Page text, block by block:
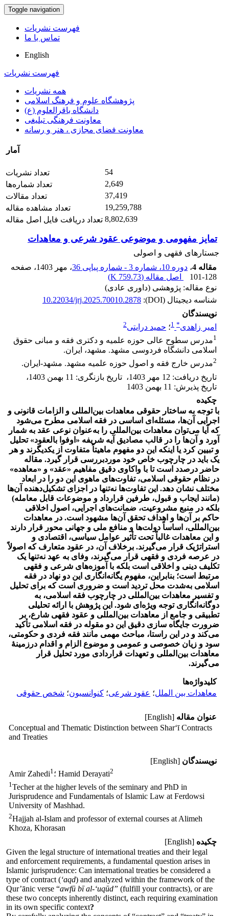
Toggle navigation
فهرست نشریات
تماس با ما
English
فهرست نشریات
همه نشریات
پژوهشگاه علوم و فرهنگ اسلامی
دانشگاه باقرالعلوم (ع)
معاونت فرهنگی تبلیغی
معاونت فضای مجازی ، هنر و رسانه
آمار
تعداد نشریات
54
تعداد شماره‌ها
2,649
تعداد مقالات
37,419
تعداد مشاهده مقاله
19,259,788
تعداد دریافت فایل اصل مقاله 8,802,639
تمایز مفهومی و موضوعی عقود شرعی و معاهدات
جستارهای فقهی و اصولی
مقاله 4
، دوره 10، شماره 3 - شماره پیاپی 36 ، مهر 1403
، صفحه
101-128
اصل مقاله (759.73 K
)
نوع مقاله: پژوهشی (داوری عادی)
شناسه دیجیتال (DOI):
10.22034/jrj.2025.70010.2878
نویسندگان
امیر زاهدی*
1؛ حمید درایتی2
1مدرس سطوح عالی حوزه علمیه و دکتری فقه و مبانی حقوق
اسلامی دانشگاه فردوسی مشهد. مشهد، ایران.
2مدرس خارج فقه و اصول حوزه علمیه مشهد. مشهد-ایران.
تاریخ دریافت: 12 مهر 1403 ، تاریخ بازنگری: 11 بهمن 1403
،
تاریخ پذیرش: 11 بهمن 1403
چکیده
با توجه به ساختار حقوقی معاهدات بین‌المللی و الزامات قانونی و
اجرایی آن‌ها، مسئله‌ای اساسی در فقه اسلامی مطرح می‌شود
که آیا می‌توان معاهدات بین‌المللی را به‌عنوان نوعی عقد به شمار
آورد و آن‌ها را در قالب مصادیق آیه شریفه «اوفوا بالعقود» تحلیل
و تبیین کرد یا اینکه این دو مفهوم ماهیتاً متفاوت از یکدیگرند و هر
یک باید در چارچوب خاص خود موردبررسی قرار گیرد. مقاله
حاضر درصدد است تا با واکاوی دقیق مفاهیم «عقد» و «معاهده»
در نظام حقوقی اسلامی، تفاوت‌های ماهوی این دو را در ابعاد
مختلف نشان دهد. این تفاوت‌ها نه‌تنها در اجزای تشکیل‌دهنده آن‌ها
(مانند ایجاب و قبول، طرفین قرارداد و موضوعات قابل معامله)
بلکه در منبع مشروعیت، ضمانت‌های اجرایی، اصول اخلاقی
حاکم بر آن‌ها و اهداف تحقق آن‌ها مشهود است. در معاهدات
بین‌المللی، اساساً دولت‌ها و منافع ملی و جهانی محور قرار دارند
و این معاهدات غالباً تحت تأثیر عوامل سیاسی، اقتصادی و
استراتژیک قرار می‌گیرند. برخلاف آن، در عقود متعارف که اصولاً
در عرصه فردی و فقهی قرار می‌گیرند، وفای به عهد نه‌تنها یک
تکلیف دینی و اخلاقی است بلکه با آموزه‌های شرعی و فقهی
مرتبط است؛ بنابراین، مفهوم یگانه‌انگاری این دو نهاد در فقه
اسلامی به‌شدت محل تردید است و ضروری است که برای تحلیل
و تفسیر معاهدات بین‌المللی در چارچوب فقه اسلامی، به
دوگانه‌انگاری توجه ویژه‌ای شود. این پژوهش با ارائه تحلیلی
تطبیقی و جامع از معاهدات بین‌المللی و عقود فقهی شارع، بر
ضرورت جایگاه سازی دقیق این دو مقوله در فقه اسلامی تأکید
می‌کند و در این راستا، مباحث مهمی مانند فقه فردی و حکومتی،
سود و زیان خصوصی و عمومی و موضوع الزام و اقدام درزمینهٔ
معاهدات بین‌المللی و تعهدات قراردادی مورد تحلیل قرار
می‌گیرند.
کلیدواژه‌ها
معاهدات بین الملل؛ عقود شرعی؛ کنوانسیون؛ شخص حقوقی
عنوان مقاله [English]
Conceptual and Thematic Distinction between Sharʻī Contracts
and Treaties
نویسندگان [English]
Amir Zahedi1 ؛ Hamid Derayati2
1 Techer at the higher levels of the seminary and PhD in
Jurisprudence and Fundamentals of Islamic Law at Ferdowsi
University of Mashhad.
2Hajjah al-Islam and professor of external courses at Alimeh
Khoza, Khorasan
چکیده [English]
Given the legal structure of international treaties and their legal
and enforcement requirements, a fundamental question arises in
Islamic jurisprudence: Can international treaties be considered a
type of contract (ʻaqd) and analyzed within the framework of the
Qur’ānic verse “awfū bī al-ʻuqūd” (fulfill your contracts), or are
these two concepts inherently distinct, each requiring examination
in its own specific context?